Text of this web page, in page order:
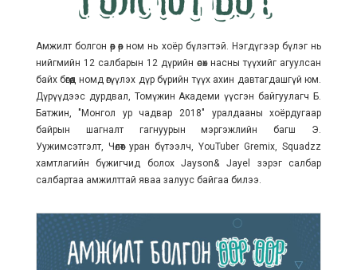
Амжилт болгон өөр өөр ном нь хоёр бүлэгтэй. Нэгдүгээр бүлэг нь
нийгмийн 12 салбарын 12 дүрийн өсөх насны түүхийг агуулсан
байх бөгөөд номд өгүүлэх дүр бүрийн түүх ахин давтагдашгүй юм.
Дүрүүдээс дурдвал, Томүжин Академи үүсгэн байгуулагч Б.
Батжин, "Монгол ур чадвар 2018" уралдааны хоёрдугаар
байрын шагналт гагнуурын мэргэжлийн багш Э.
Уужимсэтгэлт, Чөлөөт уран бүтээлч, YouTuber Gremix, Squadzz
хамтлагийн бүжигчид болох Jayson& Jayel зэрэг салбар
салбартаа амжилттай яваа залуус байгаа билээ.